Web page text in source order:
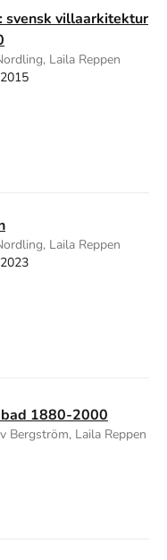
svensk villaarkitektur
Laila Reppen
Laila Reppen
1880-2000
Bergström, Laila Reppen